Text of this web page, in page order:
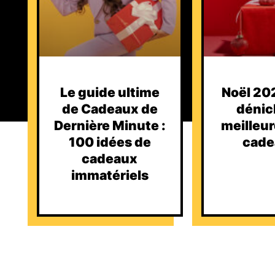
Le guide ultime
de Cadeaux de
Dernière Minute :
100 idées de
cadeaux
immatériels
Noël